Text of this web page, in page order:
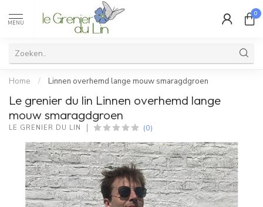
MENU
0
Home / Linnen overhemd lange mouw smaragdgroen
Le grenier du lin Linnen overhemd lange
mouw smaragdgroen
LE GRENIER DU LIN (0)